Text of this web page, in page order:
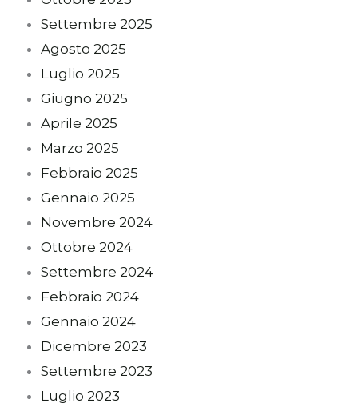
Settembre 2025
Agosto 2025
Luglio 2025
Giugno 2025
Aprile 2025
Marzo 2025
Febbraio 2025
Gennaio 2025
Novembre 2024
Ottobre 2024
Settembre 2024
Febbraio 2024
Gennaio 2024
Dicembre 2023
Settembre 2023
Luglio 2023